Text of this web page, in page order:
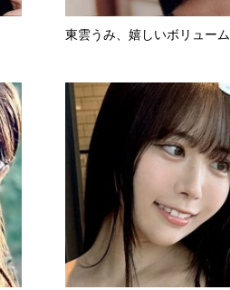
東雲うみ、嬉しいボリューム